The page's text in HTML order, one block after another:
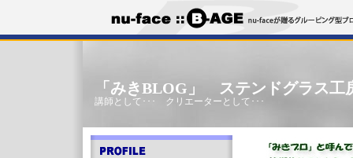
「みきBLOG」 ステンドグラス工
講師として･･･ クリエーターとして･･･